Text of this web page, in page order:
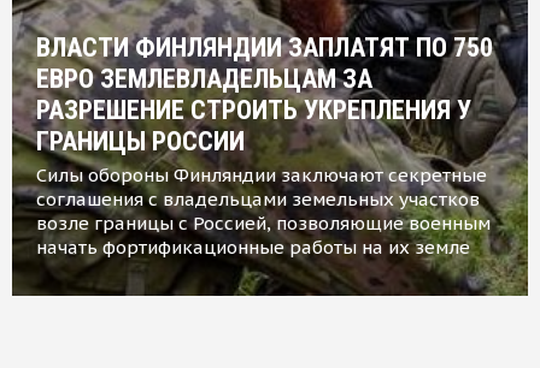
ВЛАСТИ ФИНЛЯНДИИ ЗАПЛАТЯТ ПО 750
ЕВРО ЗЕМЛЕВЛАДЕЛЬЦАМ ЗА
РАЗРЕШЕНИЕ СТРОИТЬ УКРЕПЛЕНИЯ У
ГРАНИЦЫ РОССИИ
Силы обороны Финляндии заключают секретные
соглашения с владельцами земельных участков
возле границы с Россией, позволяющие военным
начать фортификационные работы на их земле